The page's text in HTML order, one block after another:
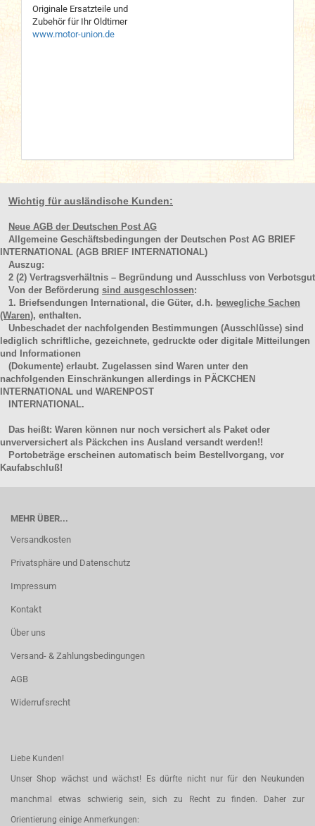
Originale Ersatzteile und
Zubehör für Ihr Oldtimer
www.motor-union.de
Wichtig für ausländische Kunden:
Neue AGB der Deutschen Post AG
Allgemeine Geschäftsbedingungen der Deutschen Post AG BRIEF
INTERNATIONAL (AGB BRIEF INTERNATIONAL)
Auszug:
2 (2) Vertragsverhältnis – Begründung und Ausschluss von Verbotsgut
Von der Beförderung sind ausgeschlossen:
1. Briefsendungen International, die Güter, d.h. bewegliche Sachen
(Waren), enthalten.
Unbeschadet der nachfolgenden Bestimmungen (Ausschlüsse) sind
lediglich schriftliche, gezeichnete, gedruckte oder digitale Mitteilungen
und Informationen
(Dokumente) erlaubt. Zugelassen sind Waren unter den
nachfolgenden Einschränkungen allerdings in PÄCKCHEN
INTERNATIONAL und WARENPOST
INTERNATIONAL.
Das heißt: Waren können nur noch versichert als Paket oder
unverversichert als Päckchen ins Ausland versandt werden!!
Portobeträge erscheinen automatisch beim Bestellvorgang, vor
Kaufabschluß!
MEHR ÜBER...
Versandkosten
Privatsphäre und Datenschutz
Impressum
Kontakt
Über uns
Versand- & Zahlungsbedingungen
AGB
Widerrufsrecht
Liebe Kunden!
Unser Shop wächst und wächst! Es dürfte nicht nur für den Neukunden
manchmal etwas schwierig sein, sich zu Recht zu finden. Daher zur
Orientierung einige Anmerkungen: